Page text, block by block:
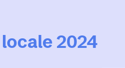
2024